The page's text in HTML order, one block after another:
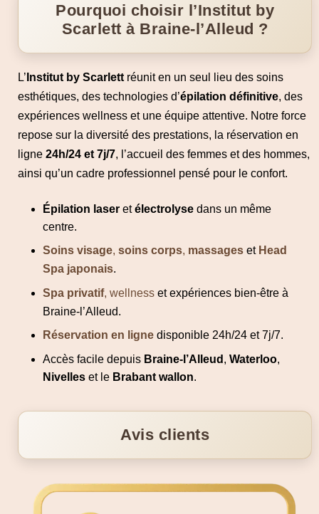
Pourquoi choisir l’Institut by
Scarlett à Braine-l’Alleud ?
L’ Institut by Scarlett réunit en un seul lieu des soins
esthétiques, des technologies d’épilation définitive, des
expériences wellness et une équipe attentive. Notre force
repose sur la diversité des prestations, la réservation en
ligne 24h/24 et 7j/7, l’accueil des femmes et des hommes,
ainsi qu’un cadre professionnel pensé pour le confort.
Épilation laser etélectrolyse dans un même
centre.
Soins visage, soins corps, massages et Head
Spa japonais.
Spa privatif, wellness et expériences bien-être à
Braine-l’Alleud.
Réservation en ligne disponible 24h/24 et 7j/7.
Accès facile depuis Braine-l’Alleud , Waterloo,
Nivelles et le Brabant wallon.
Avis clients